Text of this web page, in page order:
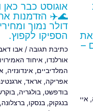
את
–
, איי
אוגוסט כבר
🌊✈️ הזדמנות
דולר נמוך
הספיקו לקפוץ.
כתיבת תגובה /אבו
אורלנדו,איחוד
המלדיביים,אינדונזיה,
אפריקה,אראד,
בודפשט,בולגריה,
בנגקוק,בנסקו,ברצלונה